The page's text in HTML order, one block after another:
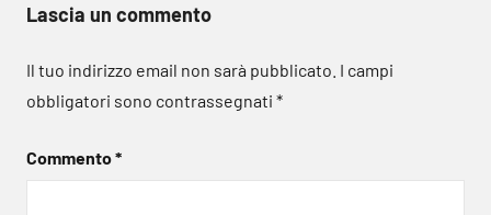
Lascia un commento
Il tuo indirizzo email non sarà pubblicato. I campi
obbligatori sono contrassegnati *
Commento*